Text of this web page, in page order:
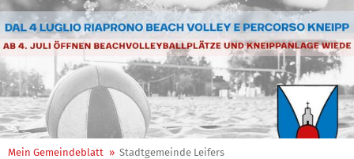
Mein Gemeindeblatt » Stadtgemeinde Leifers